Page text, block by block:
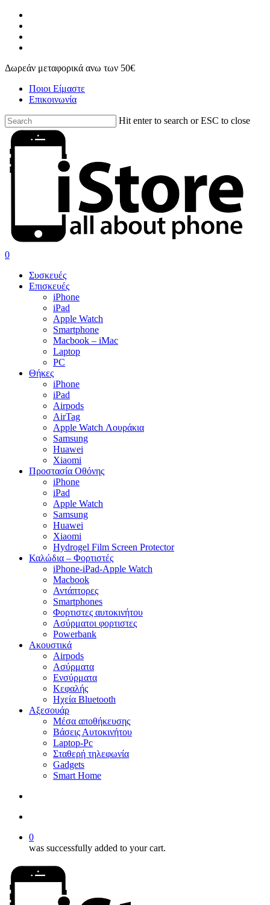
Skip
main
content
Δωρεάν μεταφορικά ανω των 50€
Ποιοι Είμαστε
Επικοινωνία
Hit enter to search or ESC to close
Close
Search
search
account
0
Συσκευές
Επισκευές
iPhone
iPad
Apple Watch
Smartphone
Macbook – iMac
Laptop
PC
Θήκες
iPhone
iPad
Airpods
AirTag
Apple Watch Λουράκια
Samsung
Huawei
Xiaomi
Προστασία Οθόνης
iPhone
iPad
Apple Watch
Samsung
Huawei
Xiaomi
Hydrogel Film Screen Protector
Καλώδια – Φορτιστές
iPhone-iPad-Apple Watch
Macbook
Αντάπτορες
Smartphones
Φορτιστες αυτοκινήτου
Ασύρματοι φορτιστες
Powerbank
Ακουστικά
Airpods
Ασύρματα
Ενσύρματα
Κεφαλής
Ηχεία Bluetooth
Αξεσουάρ
Μέσα αποθήκευσης
Βάσεις Αυτοκινήτου
Laptop-Pc
Σταθερή τηλεφωνία
Gadgets
Smart Home
0
was successfully added to your cart.